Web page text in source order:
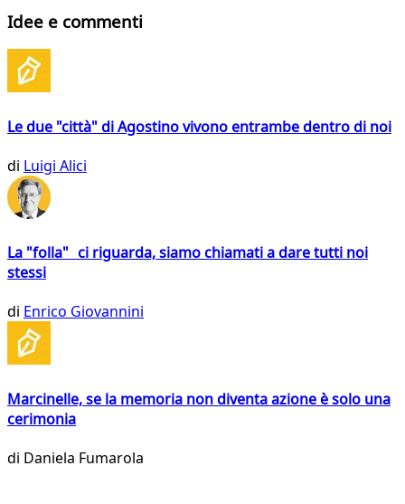
Idee e commenti
Le due "città" di Agostino vivono entrambe dentro di noi
di Luigi Alici
La "folla" ci riguarda, siamo chiamati a dare tutti noi
stessi
di Enrico Giovannini
Marcinelle, se la memoria non diventa azione è solo una
cerimonia
di Daniela Fumarola